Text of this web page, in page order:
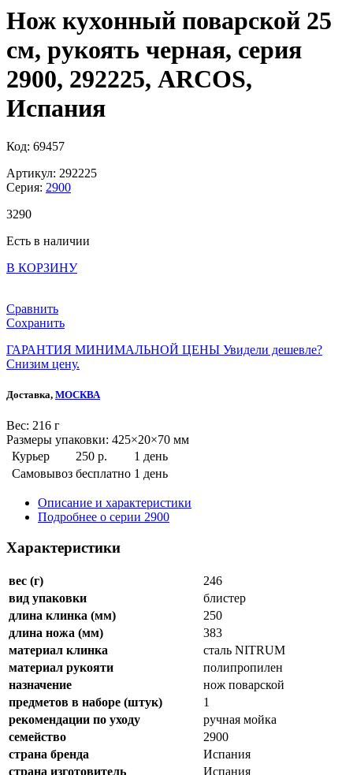
Нож кухонный поварской 25
см, рукоять черная, серия
2900, 292225, ARCOS,
Испания
Код: 69457
Артикул: 292225
Серия: 2900
3290
Есть в наличии
В КОРЗИНУ
Сравнить
Сохранить
ГАРАНТИЯ МИНИМАЛЬНОЙ ЦЕНЫ Увидели дешевле?
Снизим цену.
Доставка, МОСКВА
Веc: 216 г
Размеры упаковки: 425×20×70 мм
Курьер
250 р.
1 день
Самовывоз бесплатно 1 день
Описание и характеристики
Подробнее о серии 2900
Характеристики
вес (г)
246
вид упаковки
блистер
длина клинка (мм)
250
длина ножа (мм)
383
материал клинка
сталь NITRUM
материал рукояти
полипропилен
назначение
нож поварской
предметов в наборе (штук)
1
рекомендации по уходу
ручная мойка
семейство
2900
страна бренда
Испания
страна изготовитель
Испания